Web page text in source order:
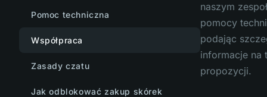
Pomoc techniczna
Współpraca
Zasady czatu
Jak odblokować zakup skórek
naszym
pomocy
podając
informacje na
propozycji.